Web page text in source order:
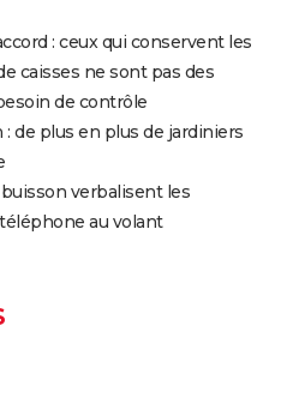
: ceux qui conservent les
caisses ne sont pas des
de contrôle
: de plus en plus de jardiniers
verbalisent les
au volant